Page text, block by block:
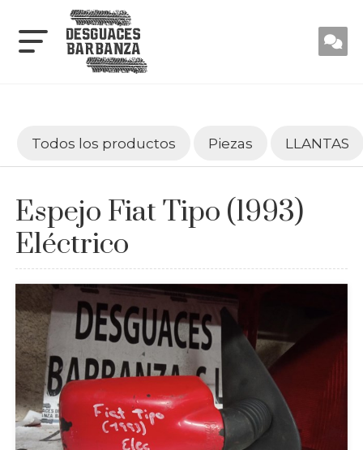
Todos los productos Piezas LLANTAS
Espejo Fiat Tipo (1993)
Eléctrico